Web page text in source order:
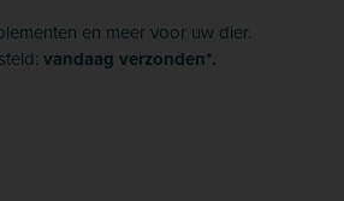
en meer voor uw dier.
vandaag verzonden*.